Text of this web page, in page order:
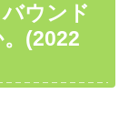
ウンド
(2022